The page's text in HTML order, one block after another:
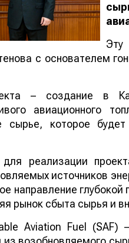
Эту
с основателем
– создание в
авиационного
сырье, которое
реализации
источников
направление
рынок сбыта сырья и
Aviation Fuel (SAF)